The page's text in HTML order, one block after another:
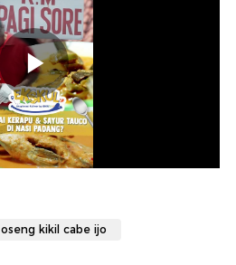
oseng kikil cabe ijo